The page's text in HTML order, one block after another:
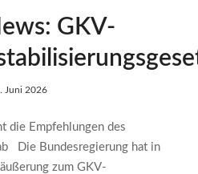
GKV-
Juni 2026
die Empfehlungen des
Die Bundesregierung hat in
zum GKV-